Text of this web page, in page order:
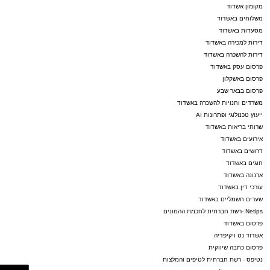
ASHDODS@ISNET.CO.IL
מקומון אשדוד
משלוחים באשדוד
מסעדות באשדוד
דירות למכירה באשדוד
דירות להשכרה באשדוד
פרסום עסק באשדוד
פרסום באשקלון
פרסום בבאר שבע
משרדים וחנויות להשכרה באשדוד
ייעוץ טכנולוגי ופתרונות AI
שרותי בריאות באשדוד
אירועים באשדוד
דרושים באשדוד
חוגים באשדוד
ארנונה באשדוד
עורכי דין באשדוד
שערים חשמליים באשדוד
Netips -רשת חברתית לחכמת ההמונים
פרסום באשדוד
אשדוד נט ויקיפדיה
פרסום כתבה שיווקית
נטיפס - רשת חברתית לטיפים והמלצות